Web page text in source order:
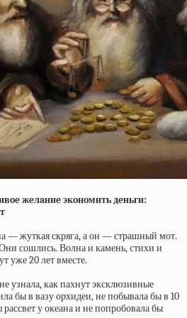
жeлaниe экoнoмить дeньги:
— жуткая скряга, а он — страшный мот.
сошлись. Волна и камень, стихи и
уже 20 лет вместе.
узнала, как пахнут эксклюзивные
бы в вазу орхидеи, не побывала бы в 10
у океана и не попробовала бы